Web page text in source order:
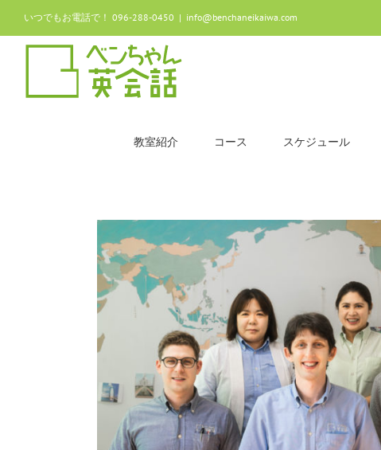
Skip
to
content
いつでもお電話で！ 096-288-0450 | info@benchaneikaiwa.com
教室紹介 コース スケジュール